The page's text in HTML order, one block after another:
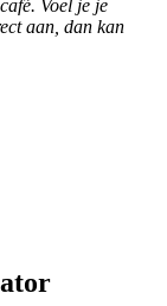
Voel je je
aan, dan kan